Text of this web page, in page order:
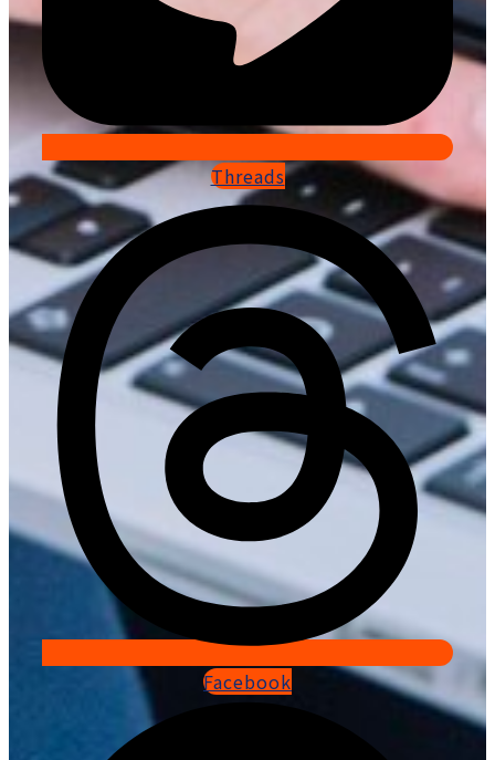
Threads
Facebook